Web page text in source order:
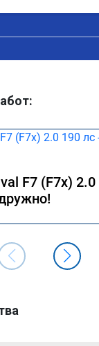
вам и вашей
F7 (F7x) 2.0